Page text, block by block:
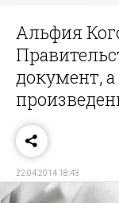
Альфия
документ,
22.04.2014 18:43